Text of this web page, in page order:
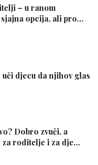
– u ranom
opcija, ali pro…
djecu da njihov glas
Dobro zvuči, a
roditelje i za dje…